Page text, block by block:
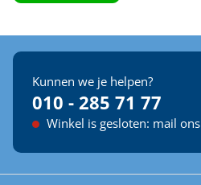
Kunnen we je helpen?
010 - 285 71 77
Winkel is gesloten: mail ons